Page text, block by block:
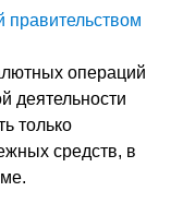
правительством
операций
деятельности
только
средств, в